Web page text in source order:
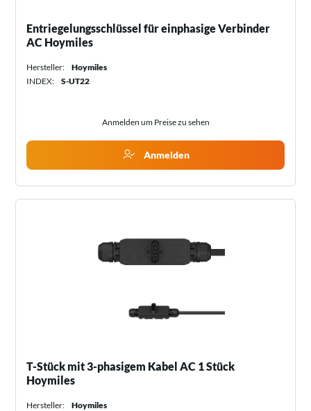
Entriegelungsschlüssel für einphasige Verbinder
AC Hoymiles
Hersteller:
Hoymiles
INDEX:
S-UT22
Anmelden um Preise zu sehen
Anmelden
T-Stück mit 3-phasigem Kabel AC 1 Stück
Hoymiles
Hersteller: Hoymiles